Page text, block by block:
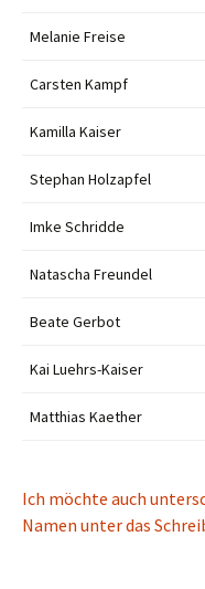
Melanie Freise
Carsten Kampf
Kamilla Kaiser
Stephan Holzapfel
Imke Schridde
Natascha Freundel
Beate Gerbot
Kai Luehrs-Kaiser
Matthias Kaether
Ich möchte auch
Namen unter das